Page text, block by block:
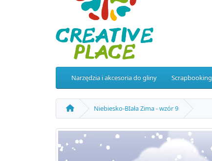
Narzędzia i akcesoria do gliny Scrapbooking
Niebiesko-BIała Zima - wzór 9